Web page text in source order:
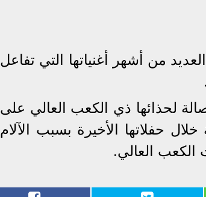
من أشهر أغنياتها التي تفاعل
لحذائها ذي الكعب العالي على
حفلاتها الأخيرة بسبب الآلام
الكعب العالي.